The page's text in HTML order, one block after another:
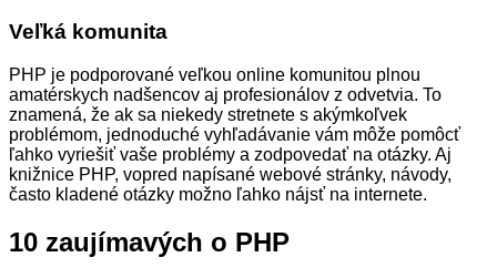
Veľká komunita
PHP je podporované veľkou online komunitou plnou
amatérskych nadšencov aj profesionálov z odvetvia. To
znamená, že ak sa niekedy stretnete s akýmkoľvek
problémom, jednoduché vyhľadávanie vám môže pomôcť
ľahko vyriešiť vaše problémy a zodpovedať na otázky. Aj
knižnice PHP, vopred napísané webové stránky, návody,
často kladené otázky možno ľahko nájsť na internete.
10 zaujímavých o PHP